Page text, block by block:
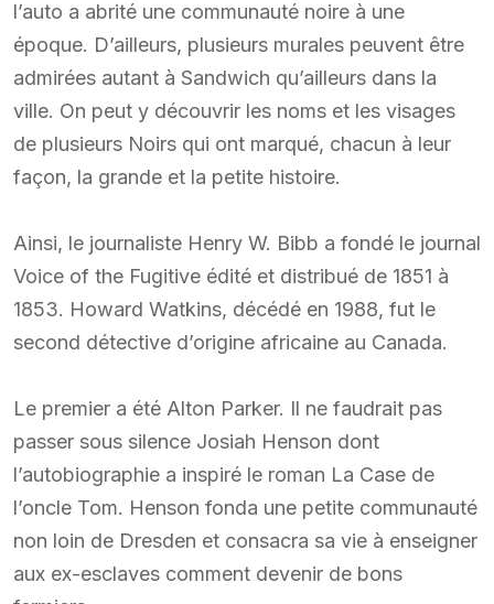
l’auto a abrité une communauté noire à une
époque. D’ailleurs, plusieurs murales peuvent être
admirées autant à Sandwich qu’ailleurs dans la
ville. On peut y découvrir les noms et les visages
de plusieurs Noirs qui ont marqué, chacun à leur
façon, la grande et la petite histoire.
Ainsi, le journaliste Henry W. Bibb a fondé le journal
Voice of the Fugitive édité et distribué de 1851 à
1853. Howard Watkins, décédé en 1988, fut le
second détective d’origine africaine au Canada.
Le premier a été Alton Parker. Il ne faudrait pas
passer sous silence Josiah Henson dont
l’autobiographie a inspiré le roman La Case de
l’oncle Tom. Henson fonda une petite communauté
non loin de Dresden et consacra sa vie à enseigner
aux ex-esclaves comment devenir de bons